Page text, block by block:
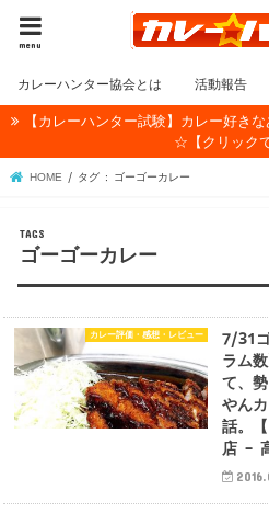
menu
カレーハンター協会とは 活動報告
【カレーハンター試験】カレー好き
☆【クリック
HOME タグ : ゴーゴーカレー
ゴーゴーカレー
カレー評価・感想・レビュー
7/31
ラム
て、
やん
話。
店 –